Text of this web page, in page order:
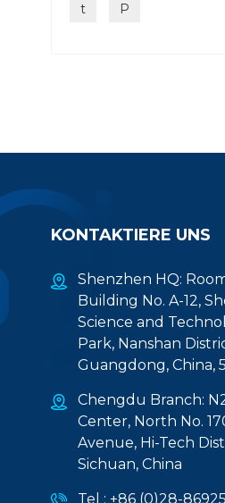
t P
KONTAKTIERE UNS
Shenzhen HQ:
Building No. A-12,
Science and
Park, Nanshan
Guangdong, China,
Chengdu Branch:
Center, North No.
Avenue, Hi-Tech
Sichuan, China
Tel : +86 (0)28-